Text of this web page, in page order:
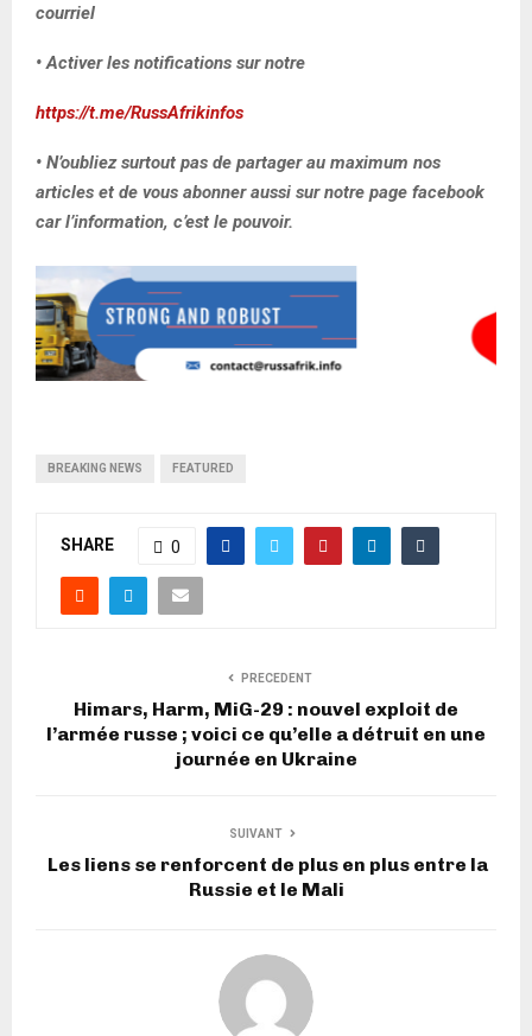
courriel
• Activer les notifications sur notre
https://t.me/RussAfrikinfos
• N’oubliez surtout pas de partager au maximum nos
articles et de vous abonner aussi sur notre page facebook
car l’information, c’est le pouvoir.
BREAKING NEWS FEATURED
SHARE 0
PRECEDENT
Himars, Harm, MiG-29 : nouvel exploit de
l’armée russe ; voici ce qu’elle a détruit en une
journée en Ukraine
SUIVANT
Les liens se renforcent de plus en plus entre la
Russie et le Mali